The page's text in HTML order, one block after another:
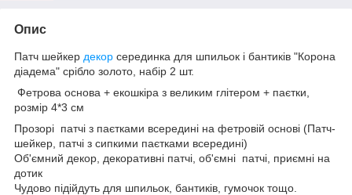
Опис
Патч шейкер декор серединка для шпильок і бантиків "Корона
діадема" срібло золото, набір 2 шт.
Фетрова основа + екошкіра з великим глітером + паєтки,
розмір 4*3 см
Прозорі патчі з паєтками всередині на фетровій основі (Патч-
шейкер, патчі з сипкими паєтками всередині)
Об'ємний декор, декоративні патчі, об'ємні патчі, приємні на
дотик
Чудово підійдуть для шпильок, бантиків, гумочок тощо.